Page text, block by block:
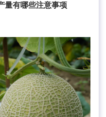
量有哪些注意事项